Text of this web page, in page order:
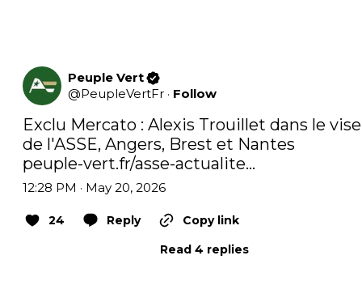
Peuple Vert
@PeupleVertFr · Follow
Exclu Mercato : Alexis Trouillet dans le
peuple-vert.fr/asse-actualite…
12:28 PM · May 20, 2026
24 Reply
Copy link
Read 4 replies